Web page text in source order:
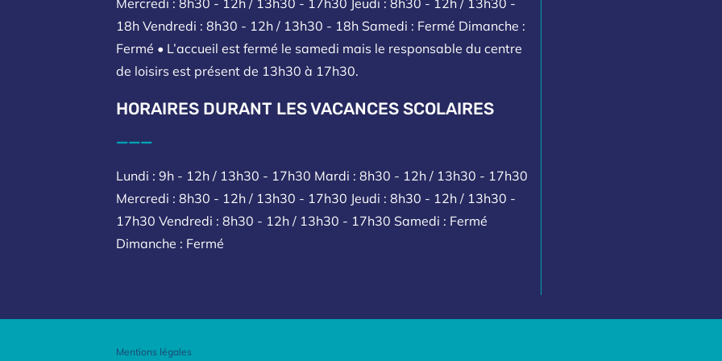
18h Vendredi : 8h30 - 12h / 13h30 - 18h Samedi : Fermé Dimanche :
Fermé • L’accueil est fermé le samedi mais le responsable du centre
de loisirs est présent de 13h30 à 17h30.
HORAIRES DURANT LES VACANCES SCOLAIRES
___
Lundi : 9h - 12h / 13h30 - 17h30 Mardi : 8h30 - 12h / 13h30 - 17h30
Mercredi : 8h30 - 12h / 13h30 - 17h30 Jeudi : 8h30 - 12h / 13h30 -
17h30 Vendredi : 8h30 - 12h / 13h30 - 17h30 Samedi : Fermé
Dimanche : Fermé
Mentions légales